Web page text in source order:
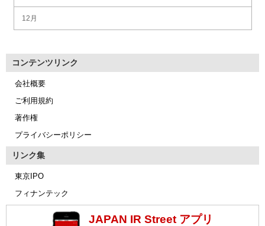
12月
コンテンツリンク
会社概要
ご利用規約
著作権
プライバシーポリシー
リンク集
東京IPO
フィナンテック
JAPAN IR Street アプリ